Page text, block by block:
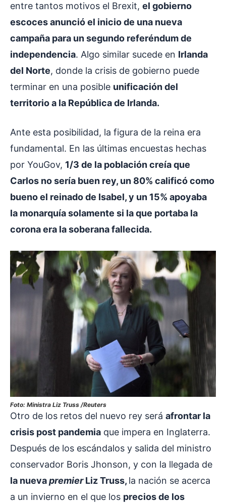
entre tantos motivos el Brexit, el gobierno
escoces anunció el inicio de una nueva
campaña para un segundo referéndum de
independencia. Algo similar sucede en Irlanda
del Norte, donde la crisis de gobierno puede
terminar en una posible unificación del
territorio a la República de Irlanda.
Ante esta posibilidad, la figura de la reina era
fundamental. En las últimas encuestas hechas
por YouGov, 1/3 de la población creía que
Carlos no sería buen rey, un 80% calificó como
bueno el reinado de Isabel, y un 15% apoyaba
la monarquía solamente si la que portaba la
corona era la soberana fallecida.
Foto: Ministra Liz Truss /Reuters
Otro de los retos del nuevo rey será afrontar la
crisis post pandemia que impera en Inglaterra.
Después de los escándalos y salida del ministro
conservador Boris Jhonson, y con la llegada de
la nuevapremierLiz Truss, la nación se acerca
a un invierno en el que los precios de los